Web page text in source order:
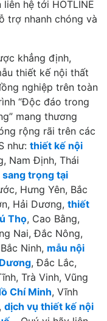
hệ tới HOTLINE
trợ nhanh chóng và
khẳng định,
thiết kế nội thất
nghiệp trên toàn
“Độc đáo trong
mang thương
rộng rãi trên các
như: thiết kế nội
Nam Định, Thái
trọng tại
Hưng Yên, Bắc
Hải Dương, thiết
Thọ, Cao Bằng,
Nai, Đắc Nông,
Ninh, mẫu nội
, Đắc Lắc,
Trà Vinh, Vũng
Chí Minh, Vĩnh
dịch vụ thiết kế nội